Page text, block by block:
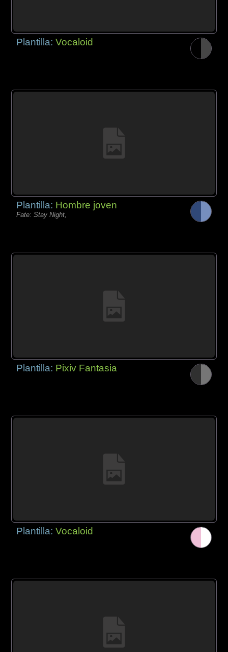
Plantilla:Vocaloid
Plantilla: Hombre joven
Fate: Stay Night,
Plantilla: Pixiv Fantasia
Plantilla:Vocaloid